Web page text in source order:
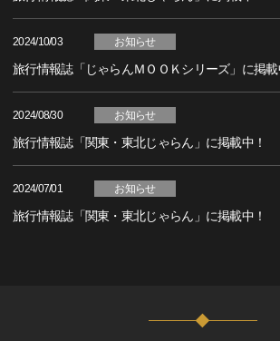
2024/10/03 お知らせ
旅行情報誌「じゃらんＭＯＯＫシリーズ」に掲載
2024/08/30 お知らせ
旅行情報誌「関東・東北じゃらん」に掲載中！
2024/07/01 お知らせ
旅行情報誌「関東・東北じゃらん」に掲載中！